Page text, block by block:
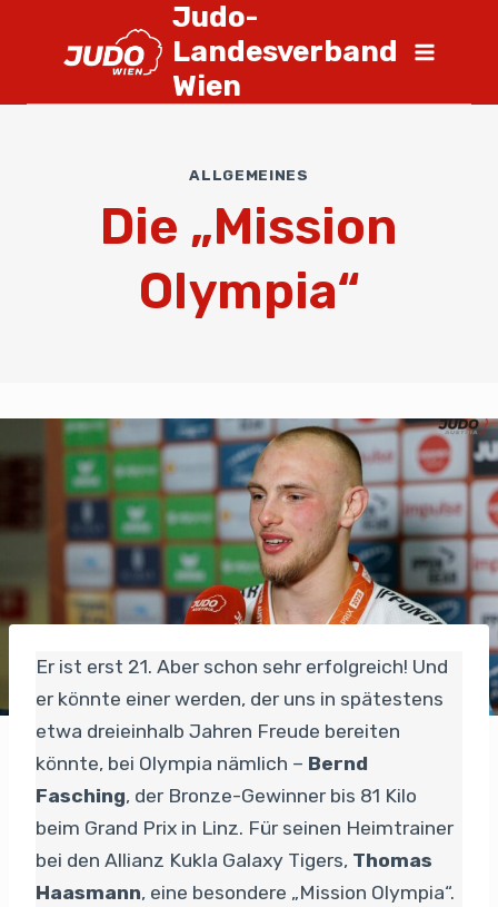
Judo-
Landesverband
Wien
ALLGEMEINES
Die „Mission
Olympia“
Er ist erst 21. Aber schon sehr erfolgreich! Und
er könnte einer werden, der uns in spätestens
etwa dreieinhalb Jahren Freude bereiten
könnte, bei Olympia nämlich – Bernd
Fasching, der Bronze-Gewinner bis 81 Kilo
beim Grand Prix in Linz. Für seinen Heimtrainer
bei den Allianz Kukla Galaxy Tigers, Thomas
Haasmann, eine besondere „Mission Olympia“.